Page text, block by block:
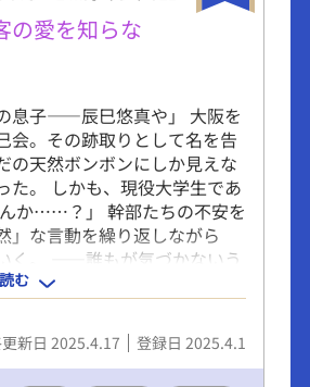
の愛を知らな
息子――辰巳悠真や」 大阪を
会。その跡取りとして名を告
の天然ボンボンにしか見えな
た。 しかも、現役大学生であ
か……？」 幹部たちの不安を
」な言動を繰り返しながら
く。 ――誰もが気づかないう
のは、寡黙な武闘派No.1・久
します」 そう誓った陣だった
えない鋭さに次第に気づき
いが激化する中、敵対組織・
む
新日 2025.4.17 登録日 2025.4.1